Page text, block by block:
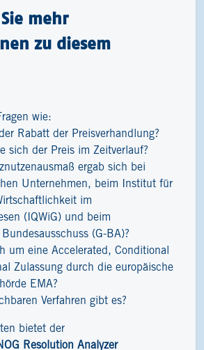
mehr
zu diesem
wie:
Rabatt der Preisverhandlung?
sich der Preis im Zeitverlauf?
ergab sich bei
Unternehmen, beim Institut für
im
(IQWiG) und beim
(G-BA)?
um eine Accelerated, Conditional
Zulassung durch die europäische
EMA?
Verfahren gibt es?
bietet der
Resolution Analyzer